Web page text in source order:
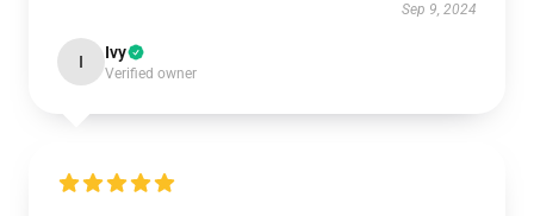
Sep 9, 2024
I Ivy
Verified owner